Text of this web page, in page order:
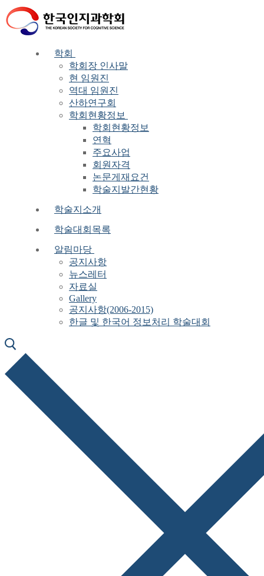
Skip
to
content
Menu
Close
학회
학회장 인사말
현 임원진
역대 임원진
산하연구회
학회현황정보
학회현황정보
연혁
주요사업
회원자격
논문게재요건
학술지발간현황
학술지소개
학술대회목록
알림마당
공지사항
뉴스레터
자료실
Gallery
공지사항(2006-2015)
한글 및 한국어 정보처리 학술대회